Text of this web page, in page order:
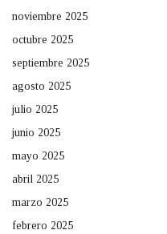
noviembre 2025
octubre 2025
septiembre 2025
agosto 2025
julio 2025
junio 2025
mayo 2025
abril 2025
marzo 2025
febrero 2025